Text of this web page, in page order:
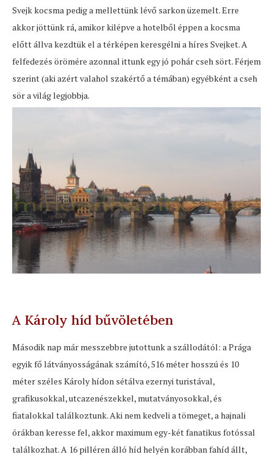
Svejk kocsma pedig a mellettünk lévő sarkon üzemelt. Erre
akkor jöttünk rá, amikor kilépve a hotelből éppen a kocsma
előtt állva kezdtük el a térképen keresgélni a híres Svejket. A
felfedezés örömére azonnal ittunk egy jó pohár cseh sört. Férjem
szerint (aki azért valahol szakértő a témában) egyébként a cseh
sör a világ legjobbja.
A Károly híd bűvöletében
Második nap már messzebbre jutottunk a szállodától: a Prága
egyik fő látványosságának számító, 516 méter hosszú és 10
méter széles Károly hídon sétálva ezernyi turistával,
grafikusokkal, utcazenészekkel, mutatványosokkal, és
fiatalokkal találkoztunk. Aki nem kedveli a tömeget, a hajnali
órákban keresse fel, akkor maximum egy-két fanatikus fotóssal
találkozhat. A 16 pilléren álló híd helyén korábban fahíd állt,